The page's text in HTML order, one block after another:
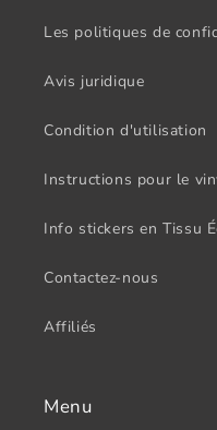
Les politiques de
Avis juridique
Condition d'utilisation
Instructions pour le
Info stickers en Tissu
Contactez-nous
Affiliés
Menu